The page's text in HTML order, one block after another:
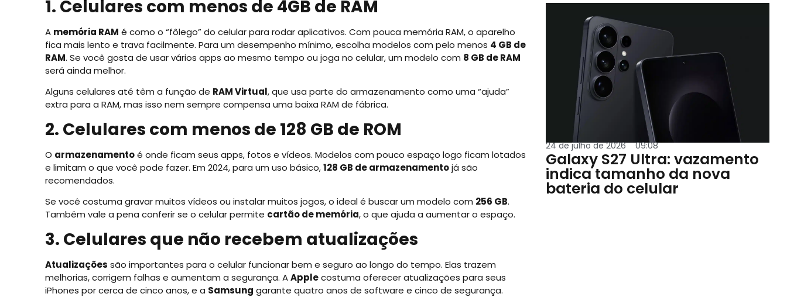
1. Celulares com menos de 4GB de RAM
A memória RAM é como o “fôlego” do celular para rodar aplicativos. Com pouca memória RAM, o aparelho
fica mais lento e trava facilmente. Para um desempenho mínimo, escolha modelos com pelo menos 4 GB de
RAM. Se você gosta de usar vários apps ao mesmo tempo ou joga no celular, um modelo com 8 GB de RAM
será ainda melhor.
Alguns celulares até têm a função de RAM Virtual, que usa parte do armazenamento como uma “ajuda”
extra para a RAM, mas isso nem sempre compensa uma baixa RAM de fábrica.
2. Celulares com menos de 128 GB de ROM
O armazenamentoé onde ficam seus apps, fotos e vídeos. Modelos com pouco espaço logo ficam lotados
e limitam o que você pode fazer. Em 2024, para um uso básico,128 GB de armazenamentojá são
recomendados.
Se você costuma gravar muitos vídeos ou instalar muitos jogos, o ideal é buscar um modelo com 256 GB.
Também vale a pena conferir se o celular permite cartão de memória, o que ajuda a aumentar o espaço.
3. Celulares que não recebem atualizações
Atualizações são importantes para o celular funcionar bem e seguro ao longo do tempo. Elas trazem
melhorias, corrigem falhas e aumentam a segurança. AApplecostuma oferecer atualizações para seus
iPhones por cerca de cinco anos, e a Samsung garante quatro anos de software e cinco de segurança.
24 de julho de 2026 09:08
Galaxy S27 Ultra: vazamento
indica tamanho da nova
bateria do celular